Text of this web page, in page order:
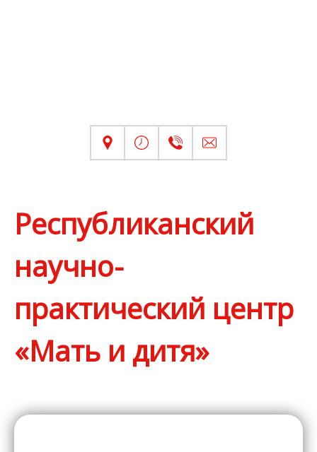
Республиканский
научно-
практический центр
«Мать и дитя»